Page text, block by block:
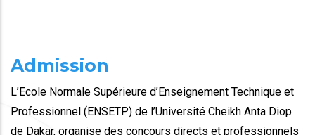
Admission
L’Ecole Normale Supérieure d’Enseignement Technique et
Professionnel (ENSETP) de l’Université Cheikh Anta Diop
de Dakar, organise des concours directs et professionnels